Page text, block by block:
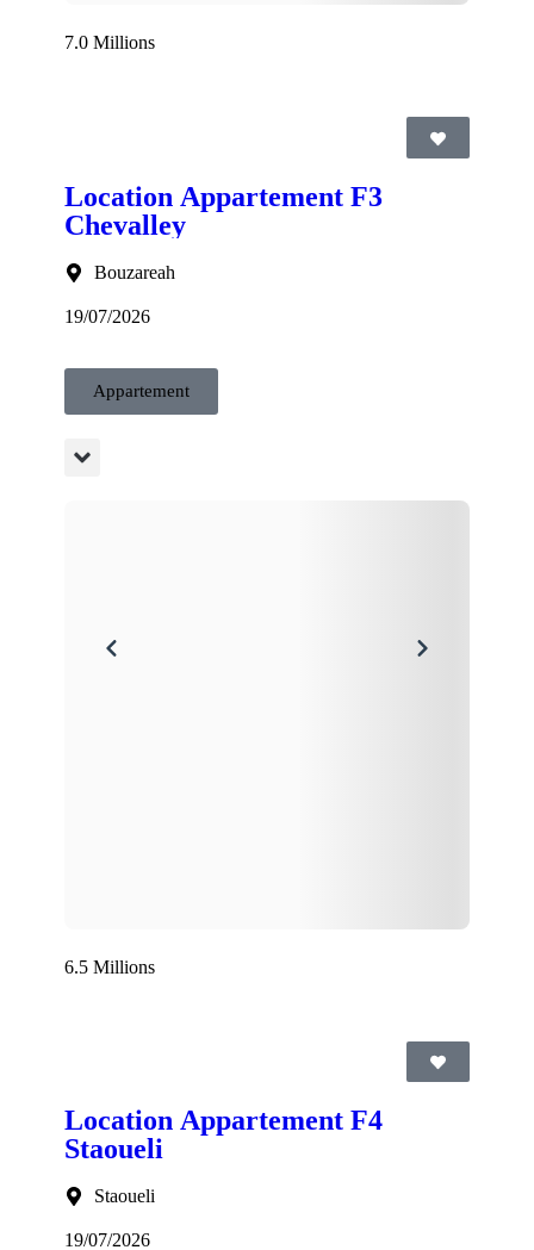
7.0 Millions
Location Appartement F3
Chevalley
Bouzareah
19/07/2026
Appartement
6.5 Millions
Location Appartement F4
Staoueli
Staoueli
19/07/2026